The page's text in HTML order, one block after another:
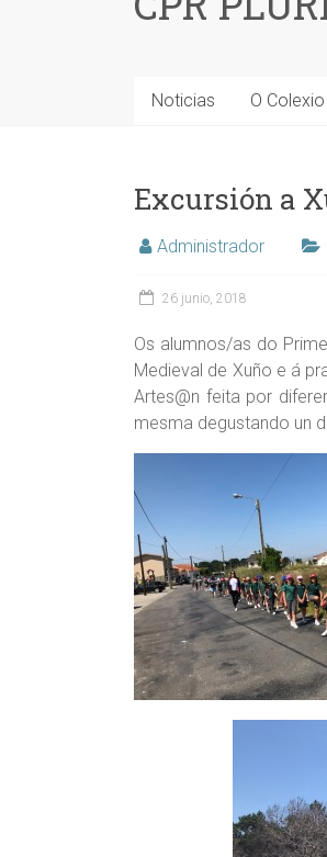
Noticias O Colexio
Excursión a
Administrador
26 junio, 2018
Os alumnos/as do
Medieval de Xuño e á
Artes@n feita por
mesma degustando un